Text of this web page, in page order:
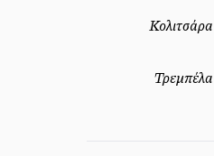
Κολιτσάρα
Τρεμπέλα